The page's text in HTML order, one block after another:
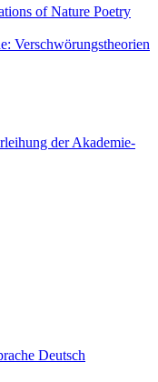
of Nature Poetry
Verschwörungstheorien
der Akademie-
Deutsch